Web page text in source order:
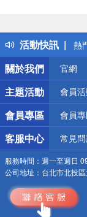
活動快訊
得
熱
銀
偏
詐
關於我們
官網
主題活動 會員
會員專區 會員
客服中心 常見
服務時間： 週一至週日
公司地址： 台北市北投